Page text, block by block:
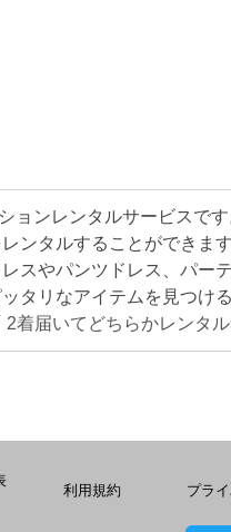
ョンレンタルサービスです
ンタルすることができま
スやパンツドレス、パー
タリなアイテムを見つけ
2着届いてどちらかレンタ
利用規約 プラ